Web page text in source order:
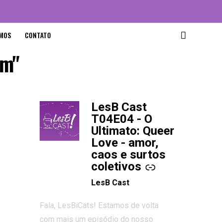
CONTATO
LesB Cast
T04E04 - O
Ultimato: Queer
Love - amor,
caos e surtos
coletivos
-
LesB Cast
Fala, LesBiCats! Estamos de volta
com mais um episódio do nosso